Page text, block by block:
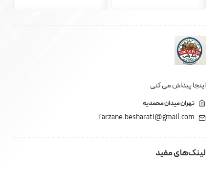
اینجا پیداش می کنی
تهران میدان محمدیه
farzane.besharati@gmail.com
لینک‌های مفید